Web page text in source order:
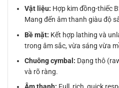
Vật liệu: Hợp kim đồng-thiếc
Mang đến âm thanh giàu độ
Bề mặt: Kết hợp lathing và
trong âm sắc, vừa sáng vừa
Chuông cymbal: Dạng thô
và rõ ràng.